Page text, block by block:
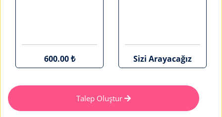
600.00 ₺ Sizi Arayacağız
Talep Oluştur